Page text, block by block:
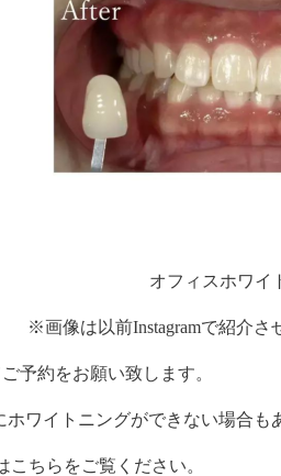
オフィスホワイ
※画像は以前Instagramで紹介さ
予約をお願い致します。
ホワイトニングができない場合も
こちらをご覧ください。